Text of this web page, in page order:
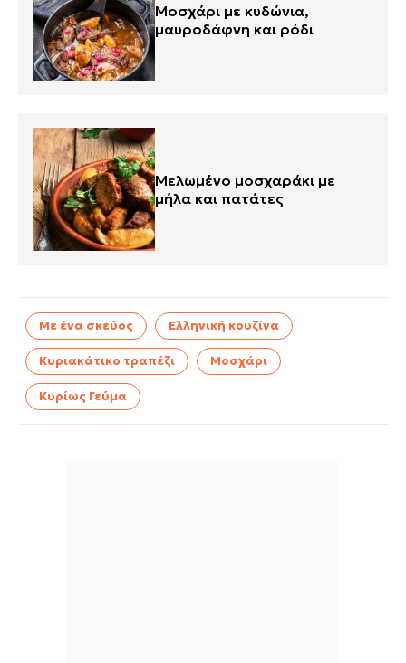
Μοσχάρι με κυδώνια,
μαυροδάφνη και ρόδι
Μελωμένο μοσχαράκι με
μήλα και πατάτες
Με ένα σκεύος Ελληνική κουζίνα
Κυριακάτικο τραπέζι Μοσχάρι
Κυρίως Γεύμα